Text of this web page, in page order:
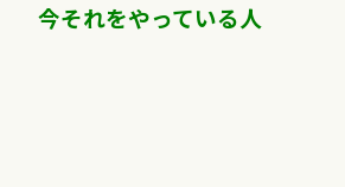
今それをやっている人